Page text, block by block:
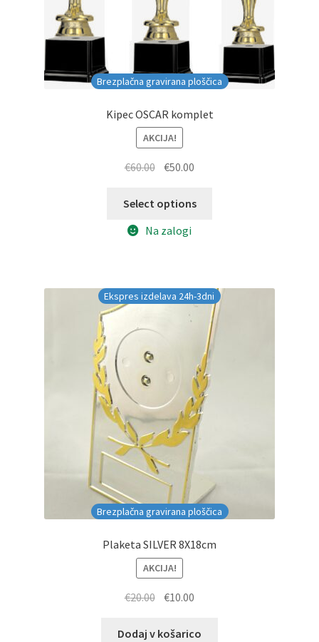
Brezplačna gravirana ploščica
Kipec OSCAR komplet
AKCIJA!
€60.00 Izvirna
je
€60.00.
€50.00
je:
Select options
Na zalogi
Brezplačna gravirana ploščica
Ekspres izdelava 24h-3dni
Plaketa SILVER 8X18cm
AKCIJA!
€20.00 Izvirna
je
€10.00
je:
Dodaj v košarico